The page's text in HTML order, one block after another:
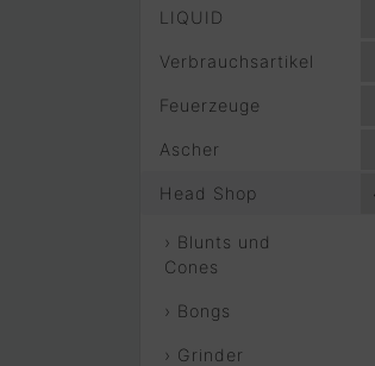
LIQUID
Verbrauchsartikel
Feuerzeuge
Ascher
Head Shop
› Blunts und
Cones
› Bongs
› Grinder